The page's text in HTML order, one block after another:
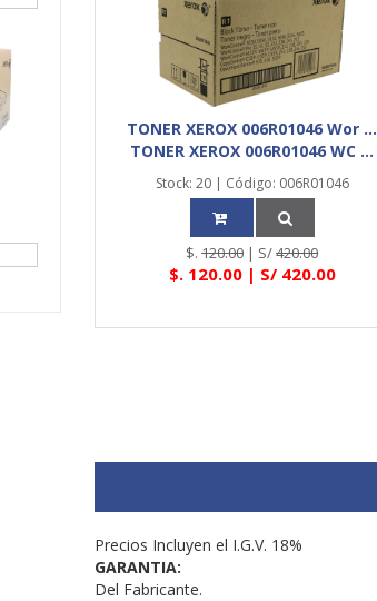
TONER XEROX 006R01046 Wor ...
TONER XEROX 006R01046 WC ...
Stock: 20 | Código: 006R01046
$.120.00| S/420.00
$. 120.00| S/ 420.00
Precios Incluyen el I.G.V. 18%
GARANTIA:
Del Fabricante.